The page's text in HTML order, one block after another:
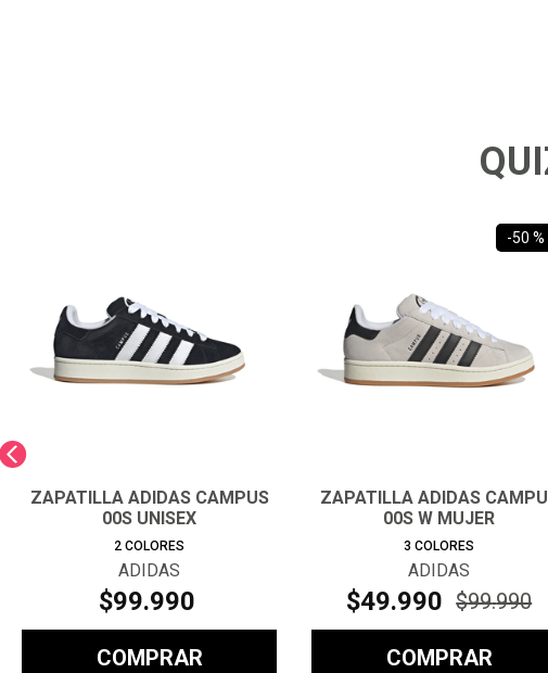
ZAPATILLA ADIDAS CAMPUS
00S UNISEX
2 COLORES
ADIDAS
$99.990
COMPRAR
-50 %
ZAPATILLA ADIDAS
00S W MUJER
3 COLORES
ADIDAS
$49.990 $99.990
COMPRAR